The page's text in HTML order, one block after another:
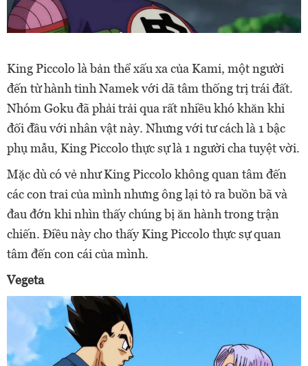
King Piccolo là bản thể xấu xa của Kami, một người
đến từ hành tinh Namek với dã tâm thống trị trái đất.
Nhóm Goku đã phải trải qua rất nhiều khó khăn khi
đối đầu với nhân vật này. Nhưng với tư cách là 1 bậc
phụ mẫu, King Piccolo thực sự là 1 người cha tuyệt vời.
Mặc dù có vẻ như King Piccolo không quan tâm đến
các con trai của mình nhưng ông lại tỏ ra buồn bã và
đau đớn khi nhìn thấy chúng bị ăn hành trong trận
chiến. Điều này cho thấy King Piccolo thực sự quan
tâm đến con cái của mình.
Vegeta